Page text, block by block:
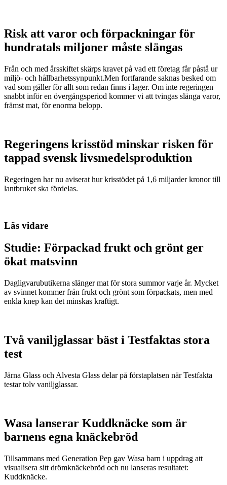
Risk att varor och förpackningar för
hundratals miljoner måste slängas
Från och med årsskiftet skärps kravet på vad ett företag får påstå ur
miljö- och hållbarhetssynpunkt.Men fortfarande saknas besked om
vad som gäller för allt som redan finns i lager. Om inte regeringen
snabbt inför en övergångsperiod kommer vi att tvingas slänga varor,
främst mat, för enorma belopp.
Regeringens krisstöd minskar risken för
tappad svensk livsmedelsproduktion
Regeringen har nu aviserat hur krisstödet på 1,6 miljarder kronor till
lantbruket ska fördelas.
Läs vidare
Studie: Förpackad frukt och grönt ger
ökat matsvinn
Dagligvarubutikerna slänger mat för stora summor varje år. Mycket
av svinnet kommer från frukt och grönt som förpackats, men med
enkla knep kan det minskas kraftigt.
Två vaniljglassar bäst i Testfaktas stora
test
Järna Glass och Alvesta Glass delar på förstaplatsen när Testfakta
testar tolv vaniljglassar.
Wasa lanserar Kuddknäcke som är
barnens egna knäckebröd
Tillsammans med Generation Pep gav Wasa barn i uppdrag att
visualisera sitt drömknäckebröd och nu lanseras resultatet:
Kuddknäcke.